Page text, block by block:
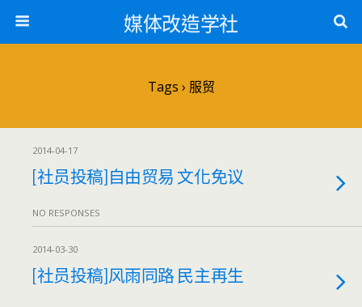
媒体改造学社
Tags › 服贸
2014-04-17
[社员投稿]自由贸易 文化免议
NO RESPONSES
2014-03-30
[社员投稿]风雨同路 民主再生